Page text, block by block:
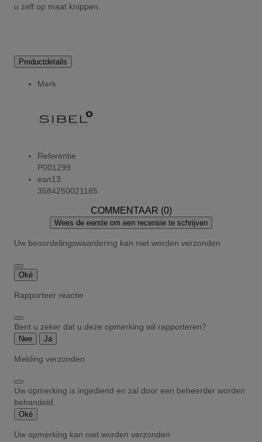
u zelf op maat knippen.
Productdetails
Merk
Referentie
P001299
ean13
3584250021185
COMMENTAAR (0)
Wees de eerste om een recensie te schrijven
Uw beoordelingswaardering kan niet worden verzonden
Oké
Rapporteer reactie
Bent u zeker dat u deze opmerking wil rapporteren?
Nee Ja
Melding verzonden
Uw opmerking is ingediend en zal door een beheerder worden
behandeld.
Oké
Uw opmerking kan niet worden verzonden